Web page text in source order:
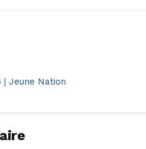
| Jeune Nation